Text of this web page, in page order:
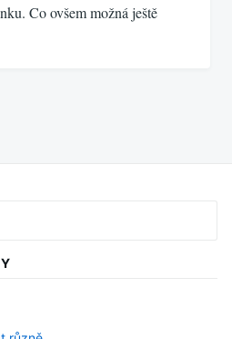
Co ovšem možná ještě